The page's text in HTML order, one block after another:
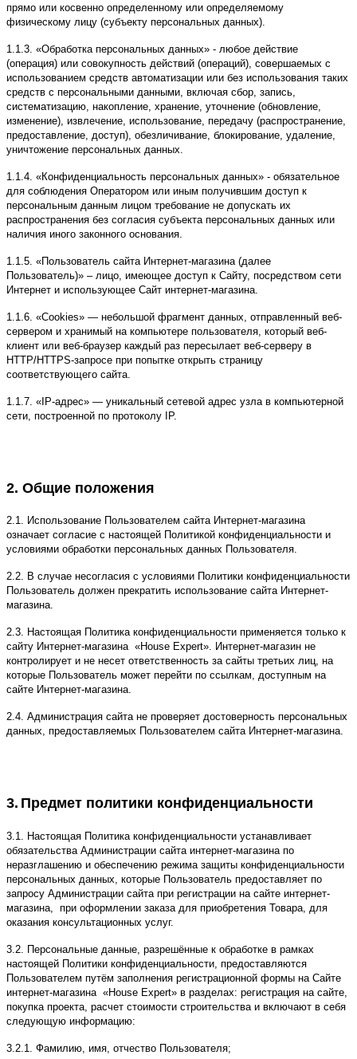
прямо или косвенно определенному или определяемому
физическому лицу (субъекту персональных данных).
1.1.3. «Обработка персональных данных» - любое действие
(операция) или совокупность действий (операций), совершаемых с
использованием средств автоматизации или без использования таких
средств с персональными данными, включая сбор, запись,
систематизацию, накопление, хранение, уточнение (обновление,
изменение), извлечение, использование, передачу (распространение,
предоставление, доступ), обезличивание, блокирование, удаление,
уничтожение персональных данных.
1.1.4. «Конфиденциальность персональных данных» - обязательное
для соблюдения Оператором или иным получившим доступ к
персональным данным лицом требование не допускать их
распространения без согласия субъекта персональных данных или
наличия иного законного основания.
1.1.5. «Пользователь сайта Интернет-магазина (далее
Пользователь)» – лицо, имеющее доступ к Сайту, посредством сети
Интернет и использующее Сайт интернет-магазина.
1.1.6. «Cookies» — небольшой фрагмент данных, отправленный веб-
сервером и хранимый на компьютере пользователя, который веб-
клиент или веб-браузер каждый раз пересылает веб-серверу в
HTTP/HTTPS-запросе при попытке открыть страницу
соответствующего сайта.
1.1.7. «IP-адрес» — уникальный сетевой адрес узла в компьютерной
сети, построенной по протоколу IP.
2. Общие положения
2.1. Использование Пользователем сайта Интернет-магазина
означает согласие с настоящей Политикой конфиденциальности и
условиями обработки персональных данных Пользователя.
2.2. В случае несогласия с условиями Политики конфиденциальности
Пользователь должен прекратить использование сайта Интернет-
магазина.
2.3. Настоящая Политика конфиденциальности применяется только к
сайту Интернет-магазина «House Expert». Интернет-магазин не
контролирует и не несет ответственность за сайты третьих лиц, на
которые Пользователь может перейти по ссылкам, доступным на
сайте Интернет-магазина.
2.4. Администрация сайта не проверяет достоверность персональных
данных, предоставляемых Пользователем сайта Интернет-магазина.
3. Предмет политики конфиденциальности
3.1. Настоящая Политика конфиденциальности устанавливает
обязательства Администрации сайта интернет-магазина по
неразглашению и обеспечению режима защиты конфиденциальности
персональных данных, которые Пользователь предоставляет по
запросу Администрации сайта при регистрации на сайте интернет-
магазина, при оформлении заказа для приобретения Товара, для
оказания консультационных услуг.
3.2. Персональные данные, разрешённые к обработке в рамках
настоящей Политики конфиденциальности, предоставляются
Пользователем путём заполнения регистрационной формы на Сайте
интернет-магазина «House Expert» в разделах: регистрация на сайте,
покупка проекта, расчет стоимости строительства и включают в себя
следующую информацию:
3.2.1. Фамилию, имя, отчество Пользователя;